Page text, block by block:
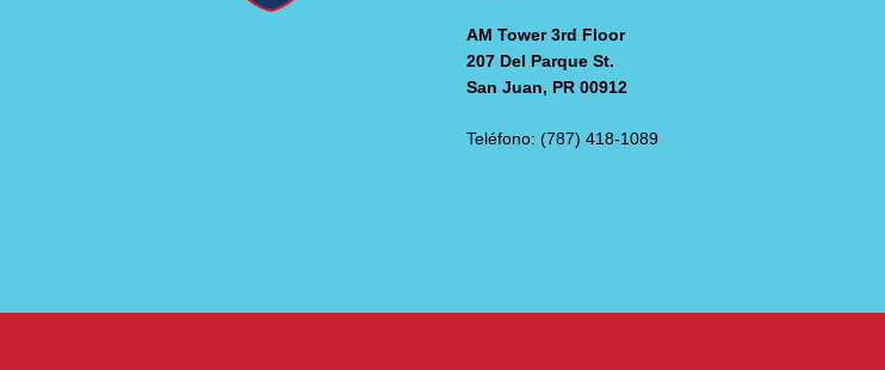
AM Tower 3rd Floor
207 Del Parque St.
San Juan, PR 00912
Teléfono: (787) 418-1089